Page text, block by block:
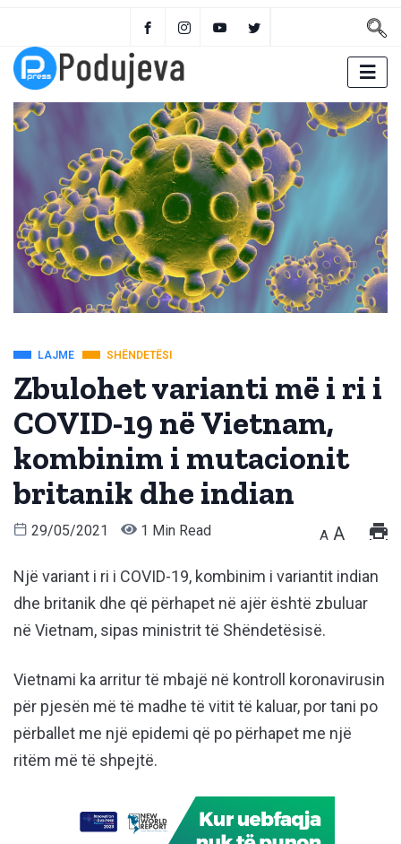
LAJME SHËNDETËSI
Zbulohet varianti më i ri i
COVID-19 në Vietnam,
kombinim i mutacionit
britanik dhe indian
29/05/2021 1 Min Read A A
Një variant i ri i COVID-19, kombinim i variantit indian
dhe britanik dhe që përhapet në ajër është zbuluar
në Vietnam, sipas ministrit të Shëndetësisë.
Vietnami ka arritur të mbajë në kontroll koronavirusin
për pjesën më të madhe të vitit të kaluar, por tani po
përballet me një epidemi që po përhapet me një
ritëm më të shpejtë.